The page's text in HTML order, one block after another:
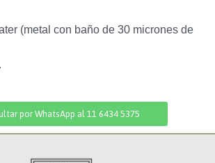
(metal con baño de 30 micrones de
por WhatsApp al 11 6434 5375